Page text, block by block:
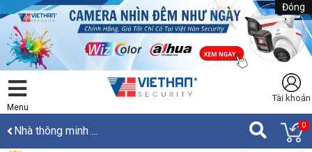
Đóng
Menu
Tài khoản
Nhà thông minh ... 0